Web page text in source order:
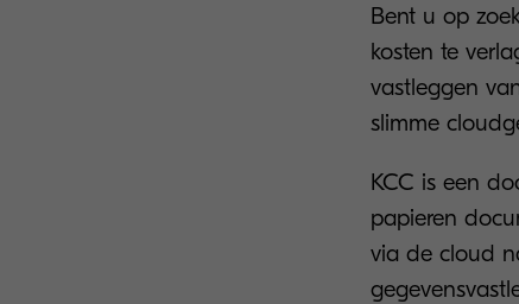
Bent u op
kosten te
vastleggen
slimme
KCC is een
papieren
via de cloud